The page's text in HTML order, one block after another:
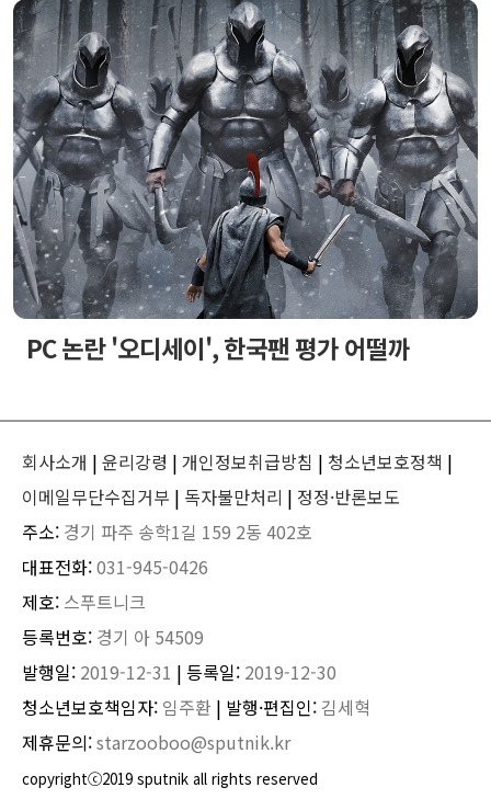
PC 논란 '오디세이', 한국팬 평가 어떨까
회사소개 | 윤리강령 | 개인정보취급방침 | 청소년보호정책 |
이메일무단수집거부 | 독자불만처리 | 정정·반론보도
주소: 경기 파주 송학1길 159 2동 402호
대표전화:031-945-0426
제호: 스푸트니크
등록번호: 경기 아 54509
발행일: 2019-12-31 | 등록일: 2019-12-30
청소년보호책임자: 임주환 | 발행·편집인: 김세혁
제휴문의:starzooboo@sputnik.kr
copyrightⓒ2019 sputnik all rights reserved